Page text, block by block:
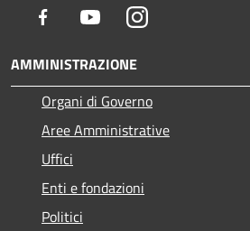
Facebook YoutubeInstagram
AMMINISTRAZIONE
Organi di Governo
Aree Amministrative
Uffici
Enti e fondazioni
Politici